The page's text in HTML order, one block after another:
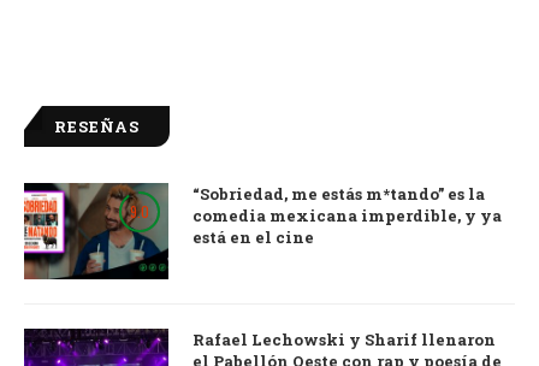
RESEÑAS
9.0
“Sobriedad, me estás m*tando” es la
comedia mexicana imperdible, y ya
está en el cine
Rafael Lechowski y Sharif llenaron
el Pabellón Oeste con rap y poesía de